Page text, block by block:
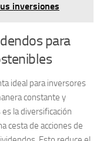
inversiones
para
ideal para inversores
constante y
la diversificación
cesta de acciones de